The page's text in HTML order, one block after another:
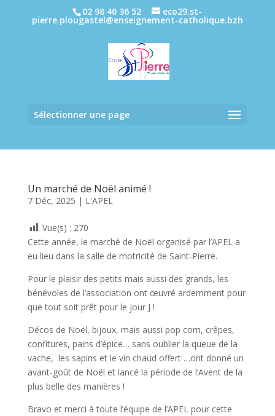
02 98 40 36 52 eco29.st-
pierre.plougastel@enseignement-catholique.bzh
Sélectionner une page
Un marché de Noël animé !
7 Déc, 2025 | L'APEL
Vue(s) : 270
Cette année, le marché de Noël organisé par l’APEL a
eu lieu dans la salle de motricité de Saint-Pierre.
Pour le plaisir des petits mais aussi des grands, les
bénévoles de l’association ont œuvré ardemment pour
que tout soit prêt pour le jour J !
Décos de Noël, bijoux, mais aussi pop corn, crêpes,
confitures, pains d’épice… sans oublier la queue de la
vache, les sapins et le vin chaud offert …ont donné un
avant-goût de Noël et lancé la période de l’Avent de la
plus belle des manières !
Bravo et merci à toute l’équipe de l’APEL pour cette